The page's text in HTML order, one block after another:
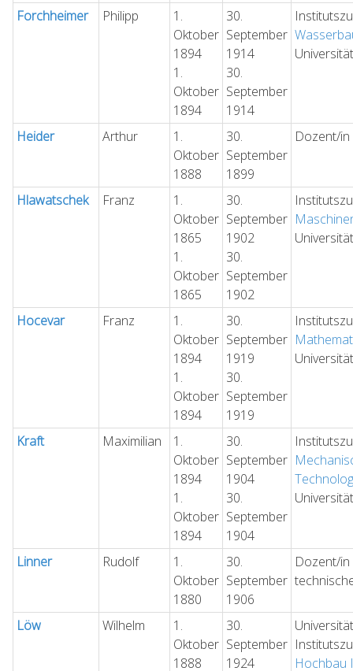
Forchheimer Philipp
1.
Oktober
1894
1.
Oktober
1894
30.
September
1914
30.
September
1914
Heider Arthur
1.
Oktober
1888
30.
September
1899
Dozent/
Hlawatschek Franz
1.
Oktober
1865
1.
Oktober
1865
30.
September
1902
30.
September
1902
Hocevar Franz
1.
Oktober
1894
1.
Oktober
1894
30.
September
1919
30.
September
1919
Kraft Maximilian
1.
Oktober
1894
1.
Oktober
1894
30.
September
1904
30.
September
1904
Linner Rudolf
1.
Oktober
1880
30.
September
1906
Dozent/
Löw Wilhelm
1.
Oktober
1888
30.
September
1924
Hochbau